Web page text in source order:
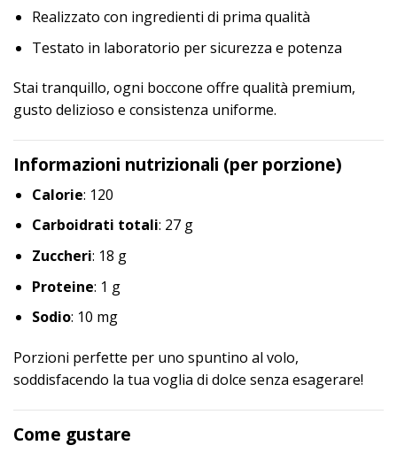
Realizzato con ingredienti di prima qualità
Testato in laboratorio per sicurezza e potenza
Stai tranquillo, ogni boccone offre qualità premium,
gusto delizioso e consistenza uniforme.
Informazioni nutrizionali (per porzione)
Calorie: 120
Carboidrati totali: 27 g
Zuccheri: 18 g
Proteine: 1 g
Sodio: 10 mg
Porzioni perfette per uno spuntino al volo,
soddisfacendo la tua voglia di dolce senza esagerare!
Come gustare